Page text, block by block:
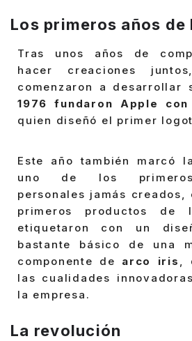
Los primeros años de
Tras unos años de
hacer creaciones
comenzaron a desarrollar
1976 fundaron Apple con
quien diseñó el primer
Este año también marcó
uno de los primeros
personales jamás creados,
primeros productos de
etiquetaron con un
bastante básico de una
componente de arco iris ,
las cualidades
la empresa.
La revolución